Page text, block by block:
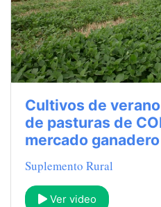
Cultivos de
de pasturas de
mercado
Suplemento Rural
Ver video